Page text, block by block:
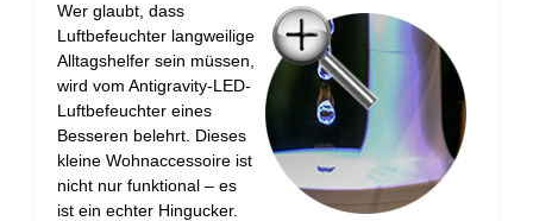
Wer glaubt, dass
Luftbefeuchter langweilige
Alltagshelfer sein müssen,
wird vom Antigravity-LED-
Luftbefeuchter eines
Besseren belehrt. Dieses
kleine Wohnaccessoire ist
nicht nur funktional – es
ist ein echter Hingucker.